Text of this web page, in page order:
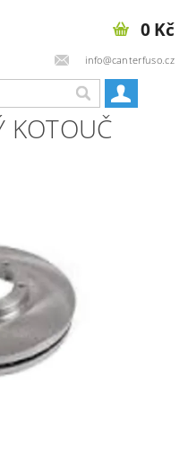
info@canterfuso.cz
0 Kč
KOTOUČ